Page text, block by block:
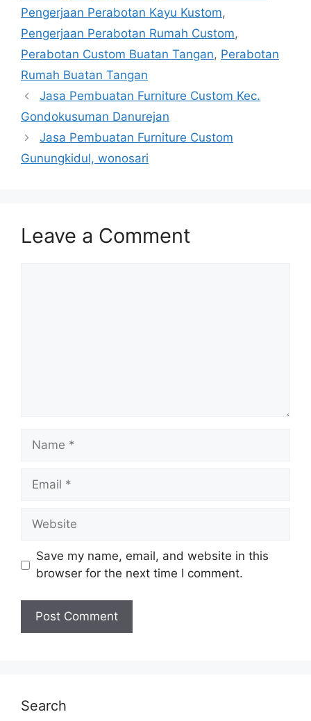
Pengerjaan Perabotan Kayu Kustom,
Pengerjaan Perabotan Rumah Custom,
Perabotan Custom Buatan Tangan, Perabotan
Rumah Buatan Tangan
Jasa Pembuatan Furniture Custom Kec.
Gondokusuman Danurejan
Jasa Pembuatan Furniture Custom
Gunungkidul, wonosari
Leave a Comment
Name
Email
Website
Save my name, email, and website in this
browser for the next time I comment.
Search